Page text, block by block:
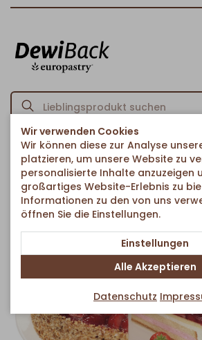
Startseite Kuchen & Süßes Torten &
Erdbeer Buttermilch Torte
Zurück zur Artikelübersicht
Wir verwenden Cookies
Wir können diese zur Analyse
platzieren, um unsere Website zu
personalisierte Inhalte anzuzeigen
großartiges Website-Erlebnis zu
Informationen zu den von uns
öffnen Sie die Einstellungen.
Einstellungen
Alle Akzeptieren
Datenschutz